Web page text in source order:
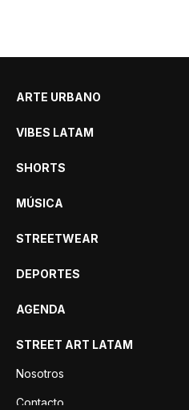
ARTE URBANO
VIBES LATAM
SHORTS
MÚSICA
STREETWEAR
DEPORTES
AGENDA
STREET ART LATAM
Nosotros
Contacto